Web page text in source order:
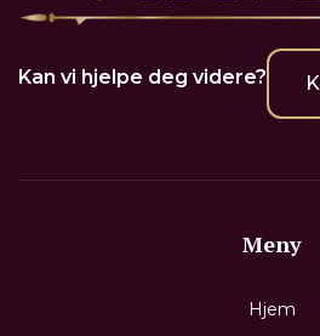
Kan vi hjelpe deg videre?
Meny
Hjem